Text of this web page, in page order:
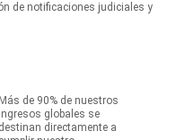
de notificaciones judiciales y
Más de 90% de nuestros
ingresos globales se
destinan directamente a